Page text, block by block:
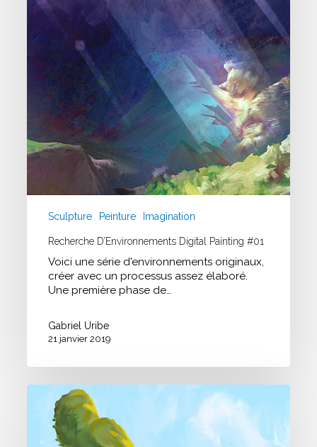
Sculpture Peinture Imagination
Recherche D’Environnements Digital Painting #01
Voici une série d'environnements originaux,
créer avec un processus assez élaboré.
Une première phase de…
Gabriel Uribe
21 janvier 2019
Chréage
Campaign
Concept